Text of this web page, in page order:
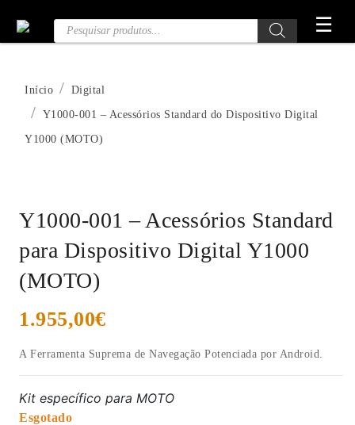
para
o
Pesquisa
☰
Início Digital
Y1000-001 – Acessórios Standard do Dispositivo Digital
Y1000 (MOTO)
Y1000-001 – Acessórios Standard
para Dispositivo Digital Y1000
(MOTO)
1.955,00€
A Ferramenta Suprema de Navegação Potenciada por Android.
Kit específico para MOTO
Esgotado